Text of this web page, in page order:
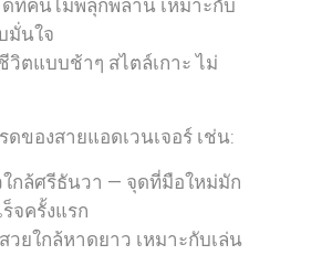
ที่คนไม่พลุกพล่าน เหมาะกับ
มั่นใจ
วิตแบบช้าๆ สไตล์เกาะ ไม่
ดของสายแอดเวนเจอร์ เช่น:
ใกล้ศรีธันวา — จุดที่มือใหม่มัก
จครั้งแรก
วยใกล้หาดยาว เหมาะกับเล่น